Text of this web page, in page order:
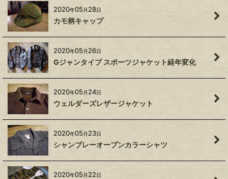
2020年05 月 28日
カモ柄キャップ
2020年05 月 26日
Gジャンタイプ スポーツジャケット経年変化
2020年05 月 24日
ウェルダーズレザージャケット
2020年05 月 23日
シャンブレーオープンカラーシャツ
2020年05 月 22日